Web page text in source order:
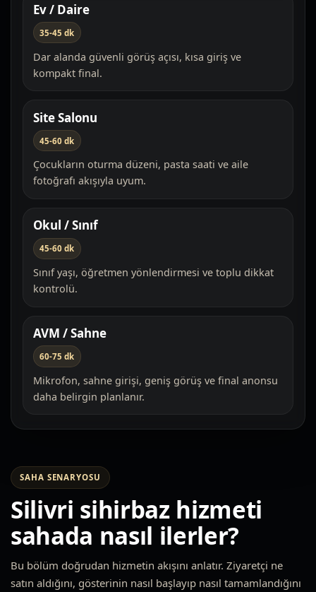
Ev / Daire
35-45 dk
Dar alanda güvenli görüş açısı, kısa giriş ve
kompakt final.
Site Salonu
45-60 dk
Çocukların oturma düzeni, pasta saati ve aile
fotoğrafı akışıyla uyum.
Okul / Sınıf
45-60 dk
Sınıf yaşı, öğretmen yönlendirmesi ve toplu dikkat
kontrolü.
AVM / Sahne
60-75 dk
Mikrofon, sahne girişi, geniş görüş ve final anonsu
daha belirgin planlanır.
SAHA SENARYOSU
Silivri sihirbaz hizmeti
sahada nasıl ilerler?
Bu bölüm doğrudan hizmetin akışını anlatır. Ziyaretçi ne
satın aldığını, gösterinin nasıl başlayıp nasıl tamamlandığını